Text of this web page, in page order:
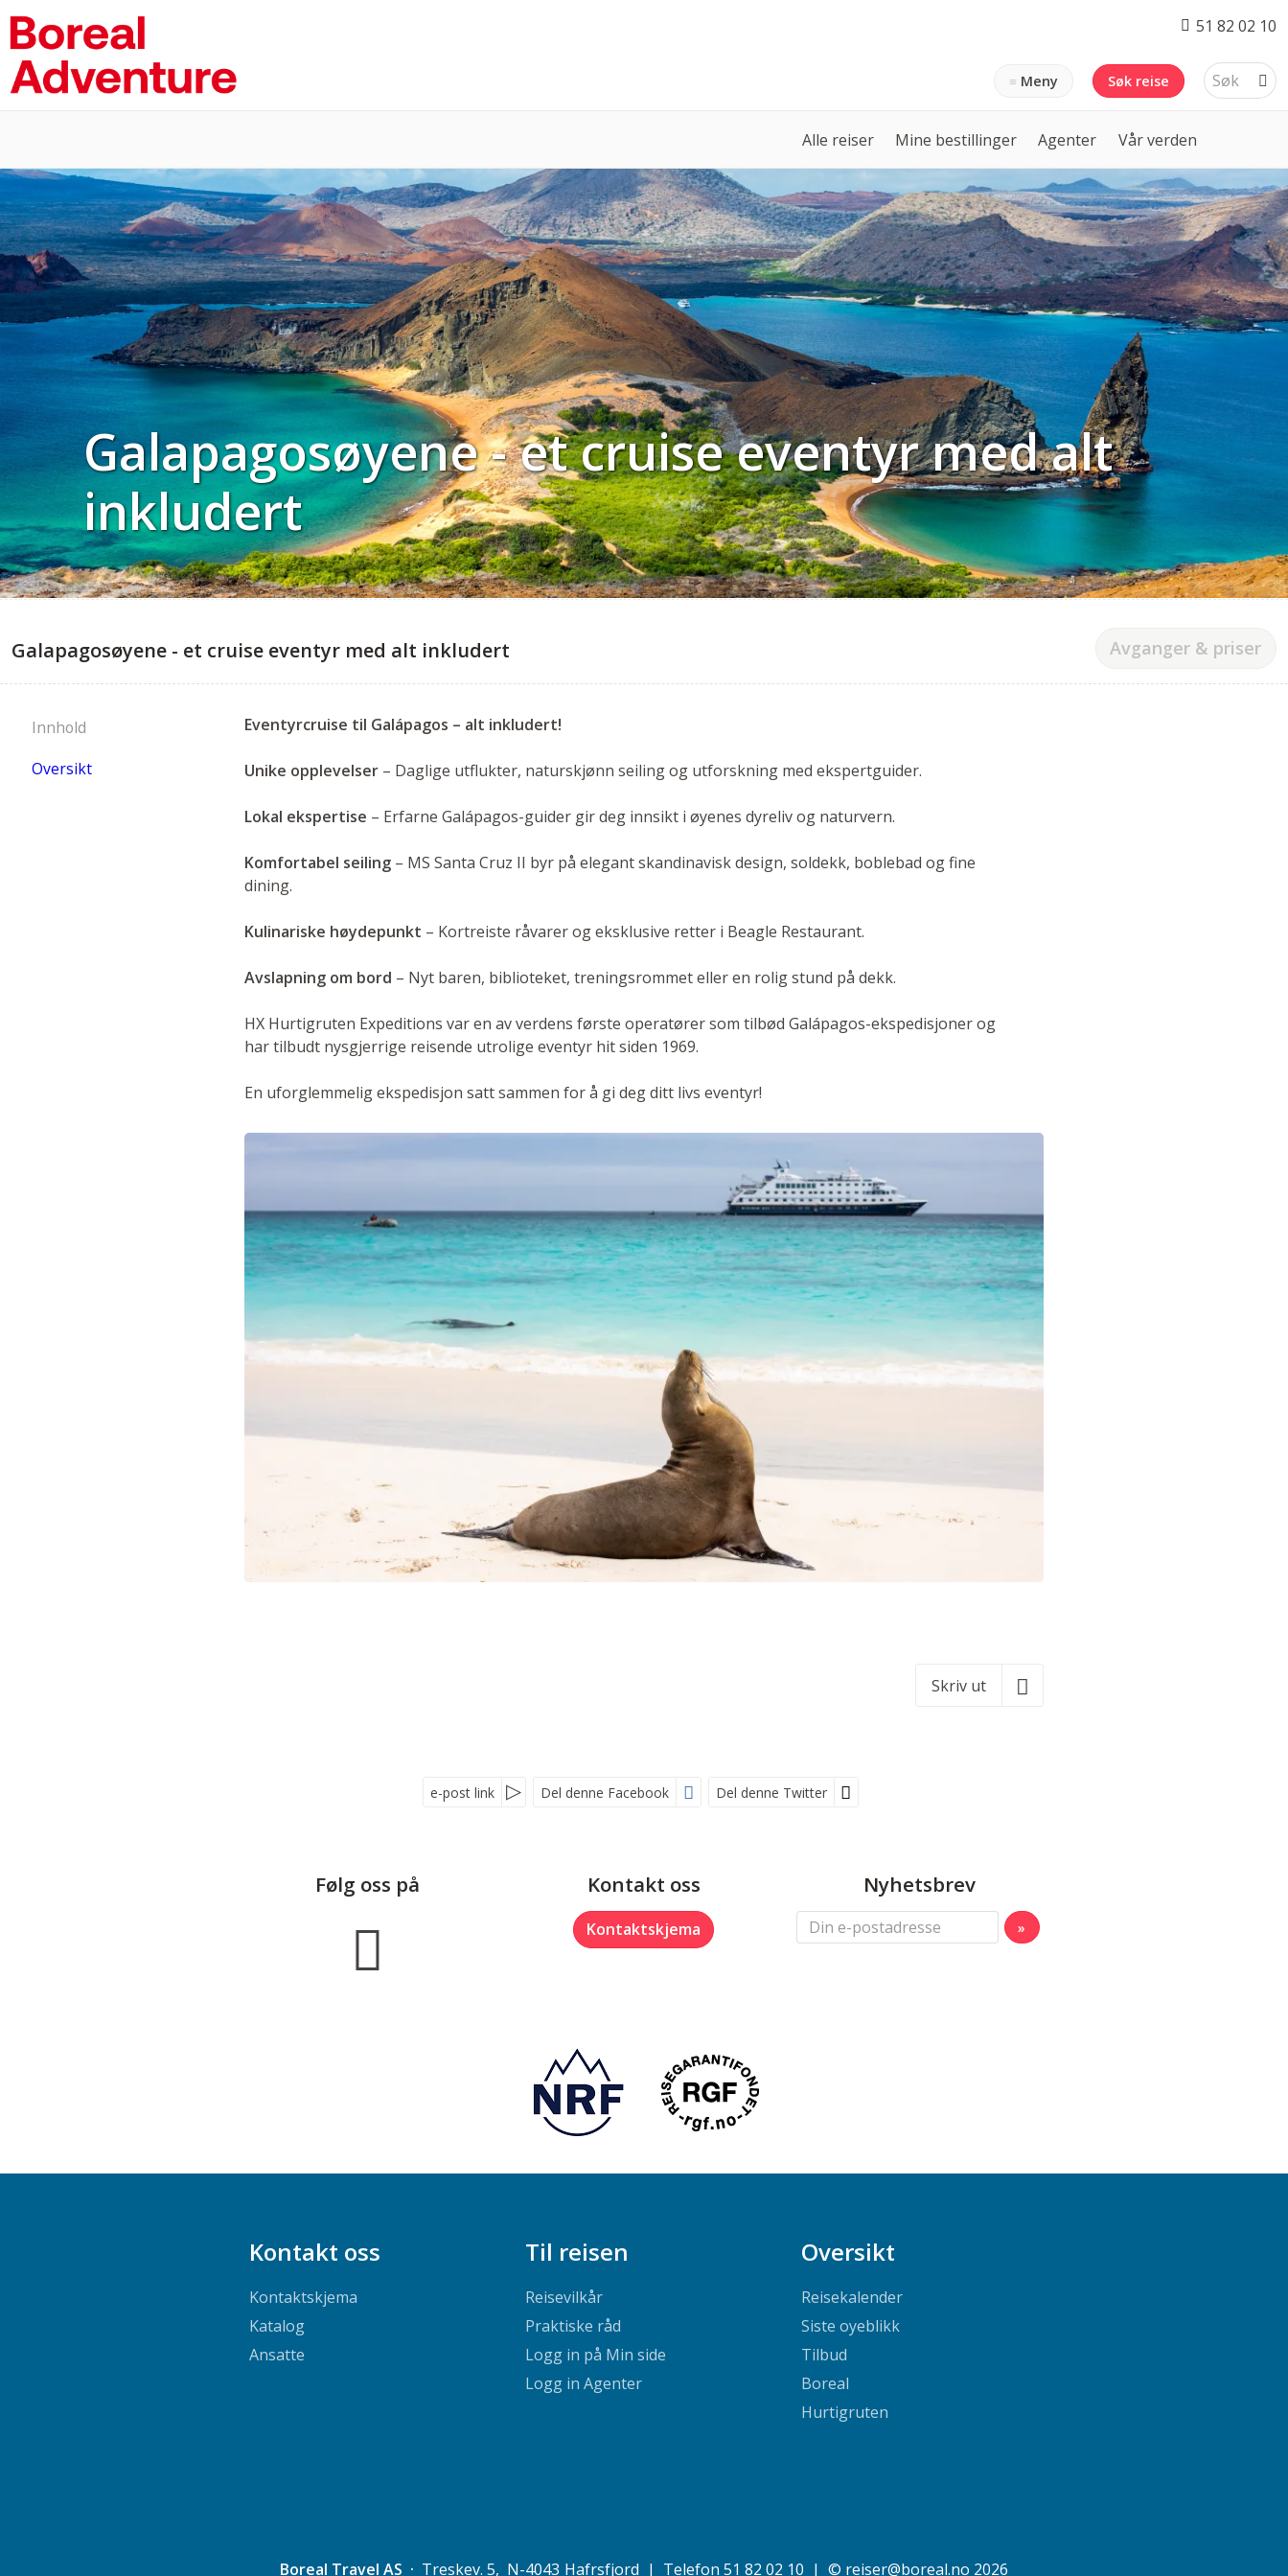
51 82 02 10
Meny Søk reise
Alle reiser Mine bestillinger Agenter Vår verden
Galapagosøyene - et cruise eventyr med alt
inkludert
Galapagosøyene - et cruise eventyr med alt inkludert Avganger & priser
Innhold
Oversikt
Eventyrcruise til Galápagos – alt inkludert!
Unike opplevelser – Daglige utflukter, naturskjønn seiling og utforskning med ekspertguider.
Lokal ekspertise – Erfarne Galápagos-guider gir deg innsikt i øyenes dyreliv og naturvern.
Komfortabel seiling – MS Santa Cruz II byr på elegant skandinavisk design, soldekk, boblebad og fine
dining.
Kulinariske høydepunkt – Kortreiste råvarer og eksklusive retter i Beagle Restaurant.
Avslapning om bord – Nyt baren, biblioteket, treningsrommet eller en rolig stund på dekk.
HX Hurtigruten Expeditions var en av verdens første operatører som tilbød Galápagos-ekspedisjoner og
har tilbudt nysgjerrige reisende utrolige eventyr hit siden 1969.
En uforglemmelig ekspedisjon satt sammen for å gi deg ditt livs eventyr!
Skriv ut
e-post link Del denne Facebook Del denne Twitter
Følg oss på Kontakt oss
Kontaktskjema
Nyhetsbrev
Kontakt oss
Kontaktskjema
Katalog
Ansatte
Til reisen
Reisevilkår
Praktiske råd
Logg in på Min side
Logg in Agenter
Oversikt
Reisekalender
Siste oyeblikk
Tilbud
Boreal
Hurtigruten
Boreal Travel AS Treskev. 5 N-4043 Hafrsfjord Telefon51 82 02 10 © reiser@boreal.no 2026